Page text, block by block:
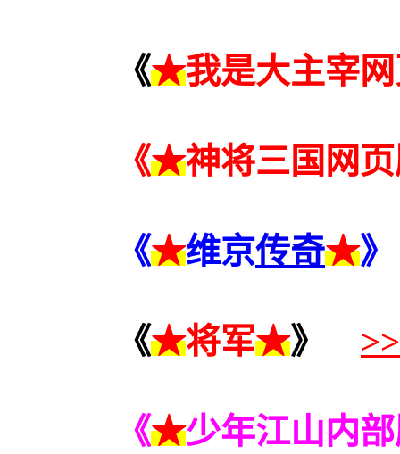
《★我是大主宰
《★神将三国网
《★维京传奇★》
《★将军★》
《★少年江山内